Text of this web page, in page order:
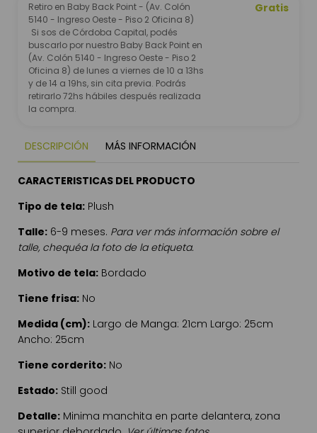
Retiro en Baby Back Point - (Av. Colón
5140 - Ingreso Oeste - Piso 2 Oficina 8)
Si sos de Córdoba Capital, podés
buscarlo por nuestro Baby Back Point en
(Av. Colón 5140 - Ingreso Oeste - Piso 2
Oficina 8) de lunes a viernes de 10 a 13hs
y de 14 a 19hs, sin cita previa. Podrás
retirarlo 72hs hábiles después realizada
la compra.
Gratis
DESCRIPCIÓN MÁS INFORMACIÓN
CARACTERISTICAS DEL PRODUCTO
Tipo de tela: Plush
Talle: 6-9 meses. Para ver más información sobre el
talle, chequéa la foto de la etiqueta.
Motivo de tela: Bordado
Tiene frisa: No
Medida (cm): Largo de Manga: 21cm Largo: 25cm
Ancho: 25cm
Tiene corderito: No
Estado: Still good
Detalle: Minima manchita en parte delantera, zona